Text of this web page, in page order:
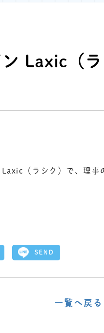
ン Laxic（
（ラシク）で、理事
SEND
一覧へ戻る